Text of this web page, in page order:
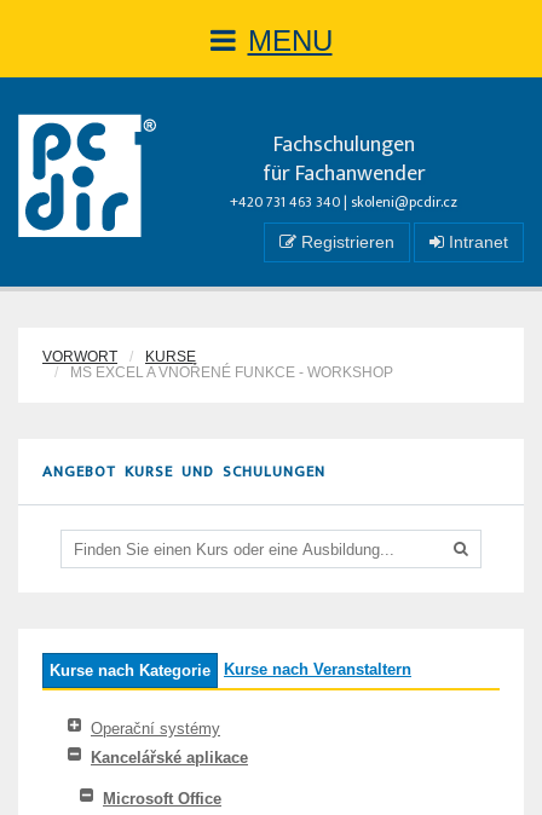
MENU
Fachschulungen
für Fachanwender
+420 731 463 340 | skoleni@pcdir.cz
Registrieren Intranet
VORWORT
KURSE
MS EXCEL A VNOŘENÉ FUNKCE - WORKSHOP
ANGEBOT KURSE UND SCHULUNGEN
Kurse nach Kategorie Kurse nach Veranstaltern
Operační systémy
Kancelářské aplikace
Microsoft Office